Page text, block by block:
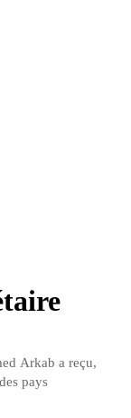
Arkab a reçu,
pays